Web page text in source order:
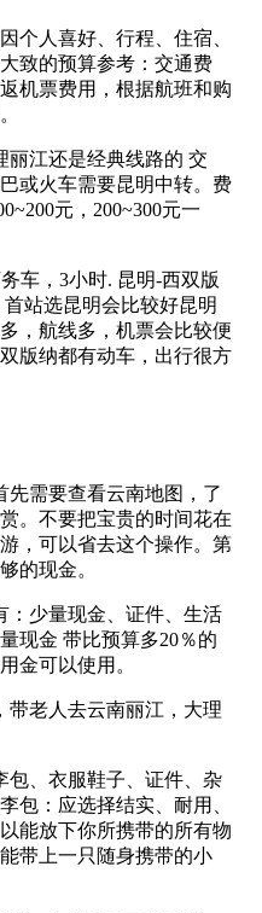
个人喜好、行程、住宿、
致的预算参考：交通费
机票费用，根据航班和购
丽江还是经典线路的 交
或火车需要昆明中转。费
元，200~300元一
车，3小时. 昆明-西双版
站选昆明会比较好昆明
，航线多，机票会比较便
版纳都有动车，出行很方
先需要查看云南地图，了
。不要把宝贵的时间花在
，可以省去这个操作。第
的现金。
：少量现金、证件、生活
现金 带比预算多20％的
金可以使用。
带老人去云南丽江，大理
包、衣服鞋子、证件、杂
包：应选择结实、耐用、
能放下你所携带的所有物
带上一只随身携带的小